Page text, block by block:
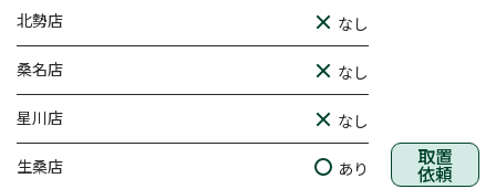
北勢店 なし
桑名店 なし
星川店 なし
生桑店 あり 取置
依頼